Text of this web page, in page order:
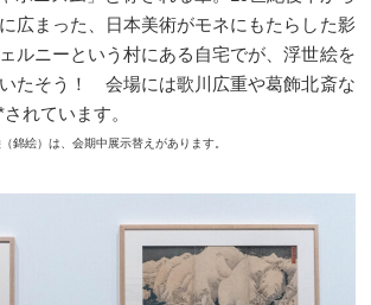
広まった、日本美術がモネにもたらした影
ルニーという村にある自宅でが、浮世絵を
たそう！ 会場には歌川広重や葛飾北斎な
れています。
錦絵）は、会期中展示替えがあります。